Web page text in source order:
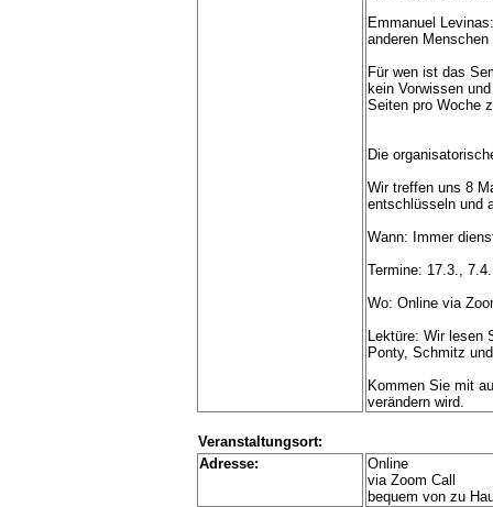
Emmanuel
anderen
Für wen ist das
kein Vorwissen
Seiten pro Woche
Die
Wir treffen uns 8
entschlüsseln und
Wann: Immer
Termine: 17.3.,
Wo: Online via
Lektüre: Wir lesen
Ponty, Schmitz
Kommen Sie mit
verändern wird.
Veranstaltungsort:
Adresse:
Online
via Zoom Call
bequem von zu